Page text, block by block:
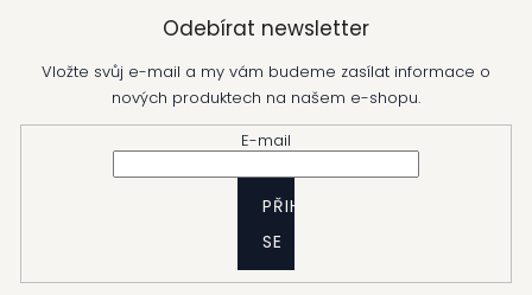
Odebírat newsletter
Vložte svůj e-mail a my vám budeme zasílat informace o
nových produktech na našem e-shopu.
E-mail
PŘIHLÁSIT
SE